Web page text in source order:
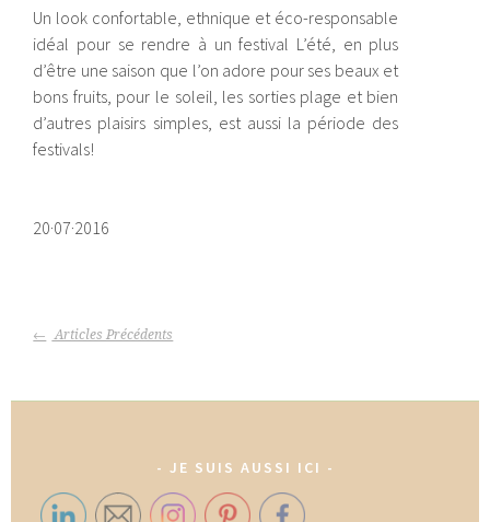
Un look confortable, ethnique et éco-responsable
idéal pour se rendre à un festival L’été, en plus
d’être une saison que l’on adore pour ses beaux et
bons fruits, pour le soleil, les sorties plage et bien
d’autres plaisirs simples, est aussi la période des
festivals!
20·07·2016
NAVIGATION
Articles Précédents
JE SUIS AUSSI ICI